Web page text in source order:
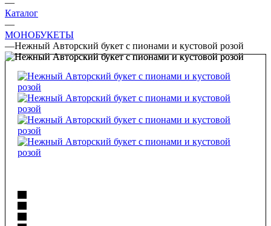
Каталог
—
МОНОБУКЕТЫ
—Нежный Авторский букет с пионами и кустовой розой